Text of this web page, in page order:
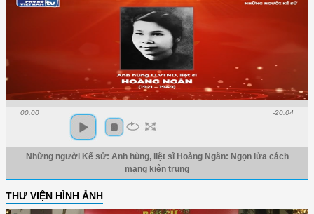
00:00 -20:04
Những người Kể sử: Anh hùng, liệt sĩ Hoàng Ngân: Ngọn lửa cách
mạng kiên trung
THƯ VIỆN HÌNH ẢNH